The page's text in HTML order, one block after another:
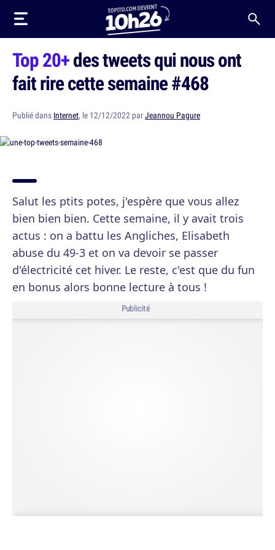
Top 20+des tweets qui nous ont
fait rire cette semaine #468
Publié dans Internet, le 12/12/2022 parJeannou Pagure
Salut les ptits potes, j'espère que vous allez
bien bien bien. Cette semaine, il y avait trois
actus : on a battu les Angliches, Elisabeth
abuse du 49-3 et on va devoir se passer
d'électricité cet hiver. Le reste, c'est que du fun
en bonus alors bonne lecture à tous !
Publicité